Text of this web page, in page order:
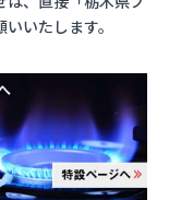
いたします。